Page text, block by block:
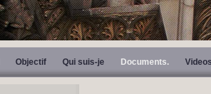
Objectif Qui suis-je Documents.